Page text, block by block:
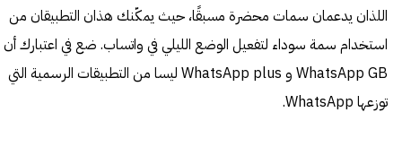
اللذان يدعمان سمات محضرة مسبقًا، حيث يمكّنك هذان التطبيقان من
استخدام سمة سوداء لتفعيل الوضع الليلي في واتساب. ضع في اعتبارك أن
WhatsApp GB و WhatsApp plus ليسا من التطبيقات الرسمية التي
توزعها WhatsApp.